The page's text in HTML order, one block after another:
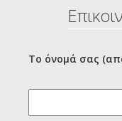
Το όνομά σας